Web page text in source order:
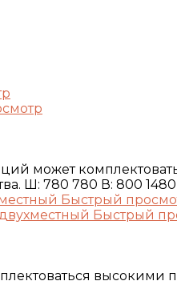
может
Ш: 780 780 В: 800 1480
Быстрый
Быстрый